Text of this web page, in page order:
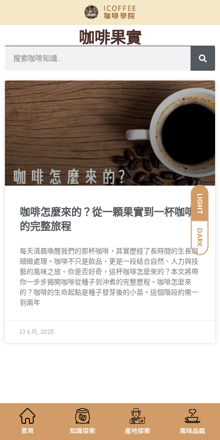
LIGHT
DARK
咖啡果實
咖啡怎麼來的？從一顆果實到一杯咖啡
的完整旅程
每天清晨喚醒我們的那杯咖啡，其實歷經了長時間的生長與
細緻處理。咖啡不只是飲品，更是一段結合自然、人力與技
藝的風味之旅。你是否好奇，這杯咖啡怎麼來的？本文將帶
你一步步揭開咖啡從種子到沖煮的完整歷程。咖啡怎麼來
的？咖啡的生命起點是種子發芽後的小苗。這個階段約需一
到兩年
13 6 月, 2025
首頁 知識探索 產地探索 風味品鑑